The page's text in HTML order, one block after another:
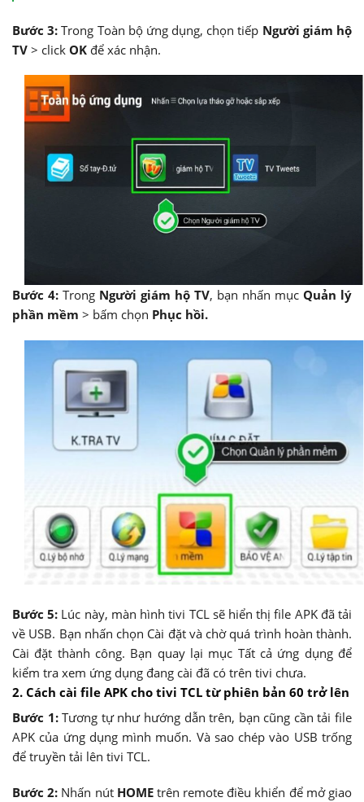
Bước 3: Trong Toàn bộ ứng dụng, chọn tiếp Người giám hộ
TV > click OK để xác nhận.
Bước 4: Trong Người giám hộ TV, bạn nhấn mục Quản lý
phần mềm > bấm chọn Phục hồi.
Bước 5: Lúc này, màn hình tivi TCL sẽ hiển thị file APK đã tải
về USB. Bạn nhấn chọn Cài đặt và chờ quá trình hoàn thành.
Cài đặt thành công. Bạn quay lại mục Tất cả ứng dụng để
kiểm tra xem ứng dụng đang cài đã có trên tivi chưa.
2. Cách cài file APK cho tivi TCL từ phiên bản 60 trở lên
Bước 1:Tương tự như hướng dẫn trên, bạn cũng cần tải file
APK của ứng dụng mình muốn. Và sao chép vào USB trống
để truyền tải lên tivi TCL.
Bước 2: Nhấn nút HOMEtrên remote điều khiển để mở giao